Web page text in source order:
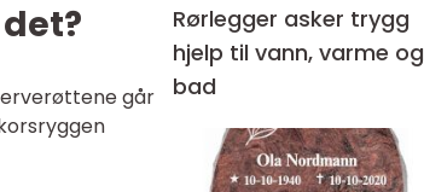
går
Rørlegger asker trygg
hjelp til vann, varme og
bad